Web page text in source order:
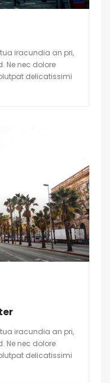
iracundia an pri,
Ne nec dolore
delicatissimi
iracundia an pri,
Ne nec dolore
delicatissimi